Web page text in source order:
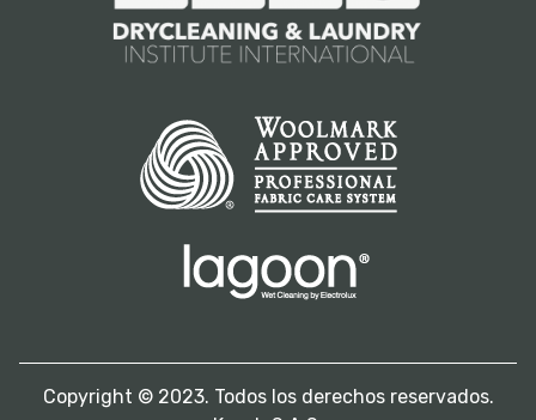
Copyright © 2023. Todos los derechos reservados.